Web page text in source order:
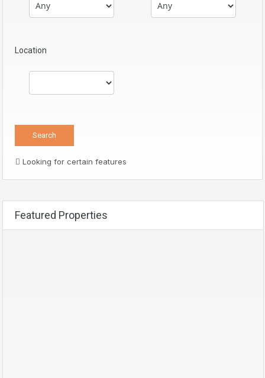
Location
Looking for certain features
Featured Properties